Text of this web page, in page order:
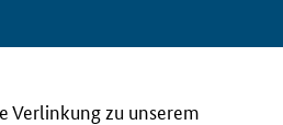
Verlinkung zu unserem